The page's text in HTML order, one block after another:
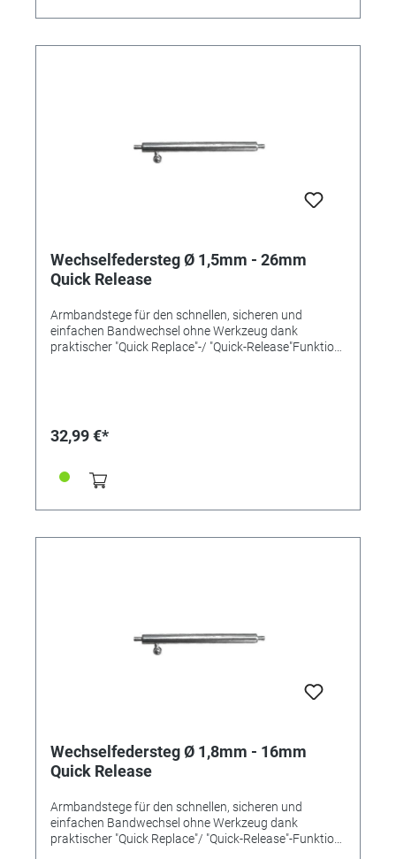
Wechselfedersteg Ø 1,5mm - 26mm
Quick Release
Armbandstege für den schnellen, sicheren und
einfachen Bandwechsel ohne Werkzeug dank
praktischer "Quick Replace"-/ "Quick-Release"Funktion
32,99 €*
Wechselfedersteg Ø 1,8mm - 16mm
Quick Release
Armbandstege für den schnellen, sicheren und
einfachen Bandwechsel ohne Werkzeug dank
praktischer "Quick Replace"/ "Quick-Release"-Funktion